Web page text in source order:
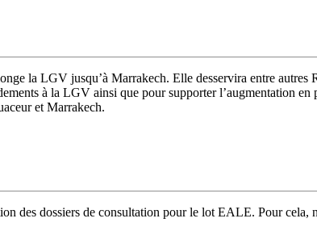
la LGV jusqu’à Marrakech. Elle desservira entre autres
à la LGV ainsi que pour supporter l’augmentation en
et Marrakech.
des dossiers de consultation pour le lot EALE. Pour cela,